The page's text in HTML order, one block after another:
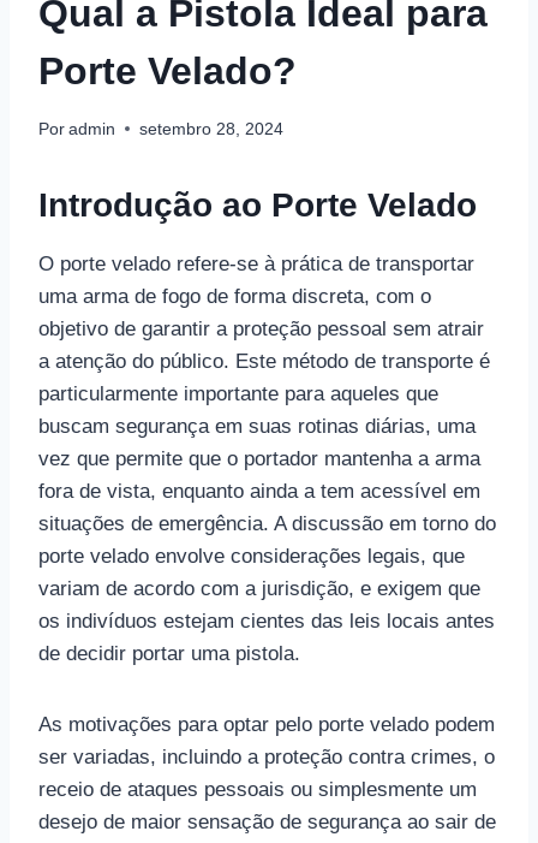
Qual a Pistola Ideal para
Porte Velado?
Por admin setembro 28, 2024
Introdução ao Porte Velado
O porte velado refere-se à prática de transportar
uma arma de fogo de forma discreta, com o
objetivo de garantir a proteção pessoal sem atrair
a atenção do público. Este método de transporte é
particularmente importante para aqueles que
buscam segurança em suas rotinas diárias, uma
vez que permite que o portador mantenha a arma
fora de vista, enquanto ainda a tem acessível em
situações de emergência. A discussão em torno do
porte velado envolve considerações legais, que
variam de acordo com a jurisdição, e exigem que
os indivíduos estejam cientes das leis locais antes
de decidir portar uma pistola.
As motivações para optar pelo porte velado podem
ser variadas, incluindo a proteção contra crimes, o
receio de ataques pessoais ou simplesmente um
desejo de maior sensação de segurança ao sair de